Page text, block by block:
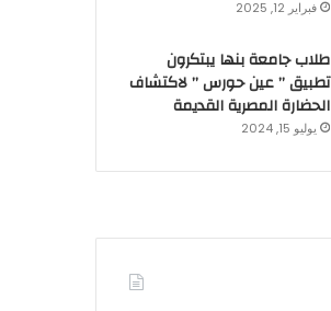
فبراير 12, 2025
طلاب جامعة بنها يبتكرون
تطبيق ” عين حورس ” لاكتشاف
الحضارة المصرية القديمة
يوليو 15, 2024